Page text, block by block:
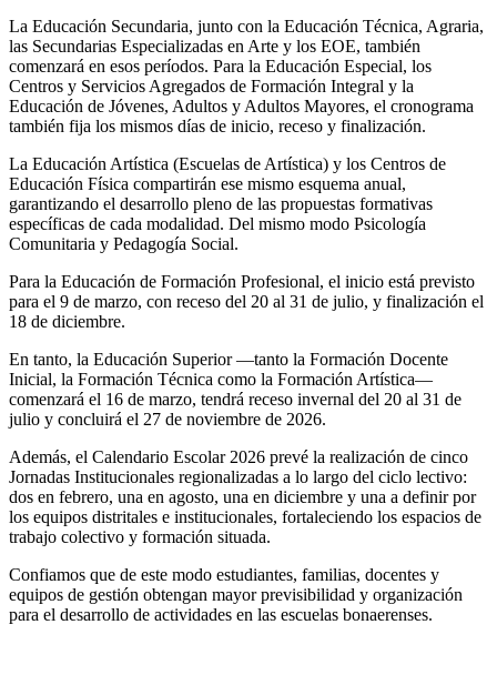
La Educación Secundaria, junto con la Educación Técnica, Agraria,
las Secundarias Especializadas en Arte y los EOE, también
comenzará en esos períodos. Para la Educación Especial, los
Centros y Servicios Agregados de Formación Integral y la
Educación de Jóvenes, Adultos y Adultos Mayores, el cronograma
también fija los mismos días de inicio, receso y finalización.
La Educación Artística (Escuelas de Artística) y los Centros de
Educación Física compartirán ese mismo esquema anual,
garantizando el desarrollo pleno de las propuestas formativas
específicas de cada modalidad. Del mismo modo Psicología
Comunitaria y Pedagogía Social.
Para la Educación de Formación Profesional, el inicio está previsto
para el 9 de marzo, con receso del 20 al 31 de julio, y finalización el
18 de diciembre.
En tanto, la Educación Superior —tanto la Formación Docente
Inicial, la Formación Técnica como la Formación Artística—
comenzará el 16 de marzo, tendrá receso invernal del 20 al 31 de
julio y concluirá el 27 de noviembre de 2026.
Además, el Calendario Escolar 2026 prevé la realización de cinco
Jornadas Institucionales regionalizadas a lo largo del ciclo lectivo:
dos en febrero, una en agosto, una en diciembre y una a definir por
los equipos distritales e institucionales, fortaleciendo los espacios de
trabajo colectivo y formación situada.
Confiamos que de este modo estudiantes, familias, docentes y
equipos de gestión obtengan mayor previsibilidad y organización
para el desarrollo de actividades en las escuelas bonaerenses.